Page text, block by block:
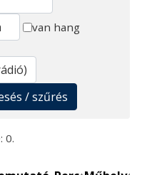
van hang
/ szűrés
0.